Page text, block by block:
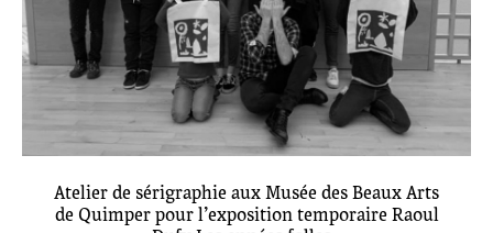
Atelier de sérigraphie aux Musée des Beaux Arts
de Quimper pour l’exposition temporaire Raoul